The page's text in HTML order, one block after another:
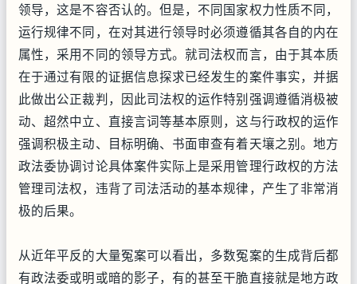
领导，这是不容否认的。但是，不同国家权力性质不同，
运行规律不同，在对其进行领导时必须遵循其各自的内在
属性，采用不同的领导方式。就司法权而言，由于其本质
在于通过有限的证据信息探求已经发生的案件事实，并据
此做出公正裁判，因此司法权的运作特别强调遵循消极被
动、超然中立、直接言词等基本原则，这与行政权的运作
强调积极主动、目标明确、书面审查有着天壤之别。地方
政法委协调讨论具体案件实际上是采用管理行政权的方法
管理司法权，违背了司法活动的基本规律，产生了非常消
极的后果。
从近年平反的大量冤案可以看出，多数冤案的生成背后都
有政法委或明或暗的影子，有的甚至干脆直接就是地方政